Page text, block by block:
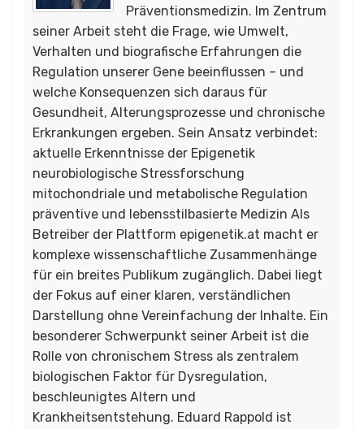
Präventionsmedizin. Im Zentrum
seiner Arbeit steht die Frage, wie Umwelt,
Verhalten und biografische Erfahrungen die
Regulation unserer Gene beeinflussen – und
welche Konsequenzen sich daraus für
Gesundheit, Alterungsprozesse und chronische
Erkrankungen ergeben. Sein Ansatz verbindet:
aktuelle Erkenntnisse der Epigenetik
neurobiologische Stressforschung
mitochondriale und metabolische Regulation
präventive und lebensstilbasierte Medizin Als
Betreiber der Plattform epigenetik.at macht er
komplexe wissenschaftliche Zusammenhänge
für ein breites Publikum zugänglich. Dabei liegt
der Fokus auf einer klaren, verständlichen
Darstellung ohne Vereinfachung der Inhalte. Ein
besonderer Schwerpunkt seiner Arbeit ist die
Rolle von chronischem Stress als zentralem
biologischen Faktor für Dysregulation,
beschleunigtes Altern und
Krankheitsentstehung. Eduard Rappold ist